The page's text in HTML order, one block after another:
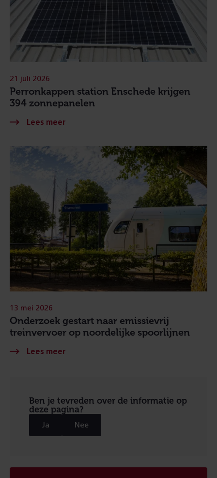
Perronkappen station Enschede krijgen
394 zonnepanelen
21 juli 2026
Onderzoek gestart naar emissievrij
treinvervoer op noordelijke spoorlijnen
13 mei 2026
Ben je tevreden over de informatie op
deze pagina?
Ja Nee